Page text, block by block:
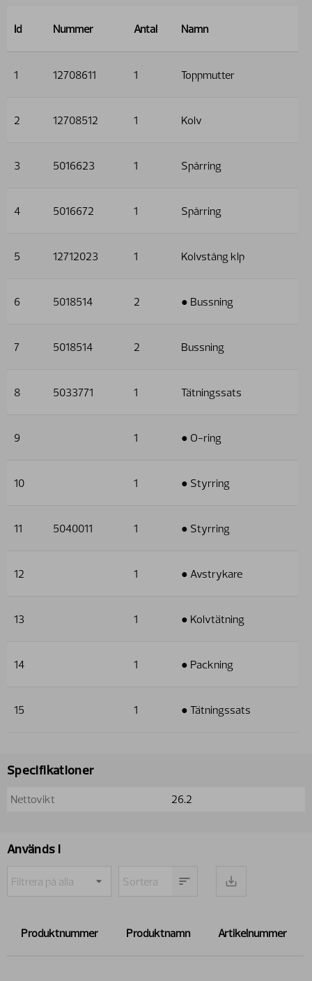
Specifikationer
Nettovikt 26.2
Används i
Produktnummer Produktnamn Artikelnummer
Id Nummer Antal Namn
1 12708611 1 Toppmutter
2 12708512 1 Kolv
3 5016623 1 Spårring
4 5016672 1 Spårring
5 12712023 1 Kolvstång klp
6 5018514 2 ● Bussning
7 5018514 2 Bussning
8 5033771 1 Tätningssats
9 1 ● O-ring
10 1 ● Styrring
11 5040011 1 ● Styrring
12 1 ● Avstrykare
13 1 ● Kolvtätning
14 1 ● Packning
15 1 ● Tätningssats